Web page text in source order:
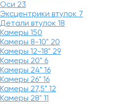
Оси 23
Эксцентрики втулок 7
Детали втулок 18
Камеры 150
Камеры 8-10" 20
Камеры 12-18" 29
Камеры 20" 6
Камеры 24" 16
Камеры 26" 16
Камеры 27,5" 12
Камеры 28" 11